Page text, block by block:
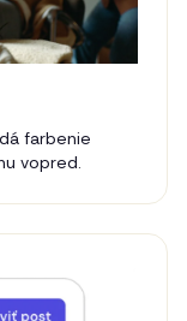
farbenie
vopred.